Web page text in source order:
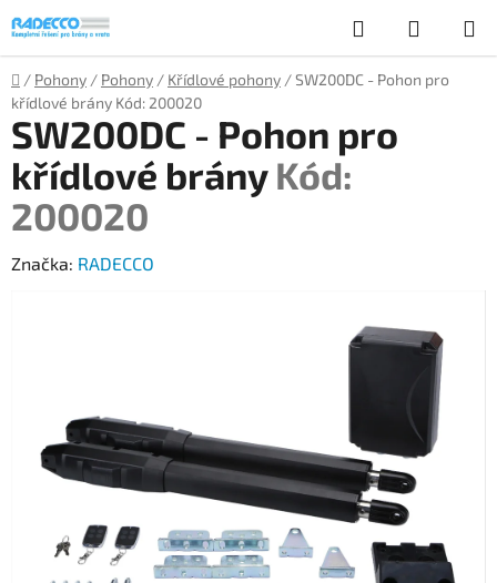
na
obsah
Hledat
KOŠÍK
Domů
/ Pohony / Pohony / Křídlové pohony /SW200DC - Pohon pro
křídlové brány Kód: 200020
SW200DC - Pohon pro
křídlové brányKód:
200020
Značka: RADECCO